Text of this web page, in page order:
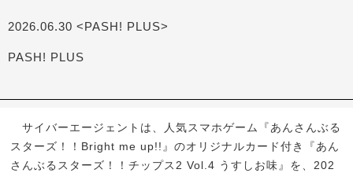
2026.06.30 <PASH! PLUS>
PASH! PLUS
サイバーエージェントは、人気スマホゲーム『あんさんぶる
スターズ！！Bright me up!!』のオリジナルカード付き『あん
さんぶるスターズ！！チップス2 Vol.4 うすしお味』を、202